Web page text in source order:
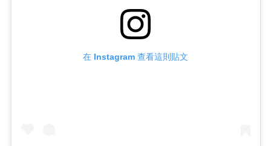
在 Instagram 查看這則貼文